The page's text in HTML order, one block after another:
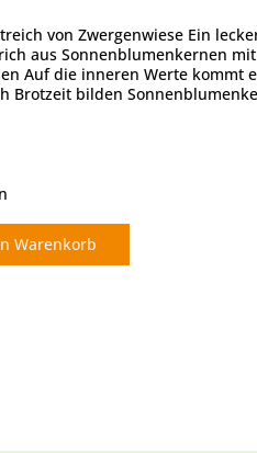
von Zwergenwiese Ein
aus Sonnenblumenkernen
Auf die inneren Werte kommt
Brotzeit bilden
Warenkorb